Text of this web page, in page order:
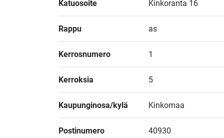
Katuosoite Kinkoranta 16
Rappu as
Kerrosnumero 1
Kerroksia 5
Kaupunginosa/kylä Kinkomaa
Postinumero 40930